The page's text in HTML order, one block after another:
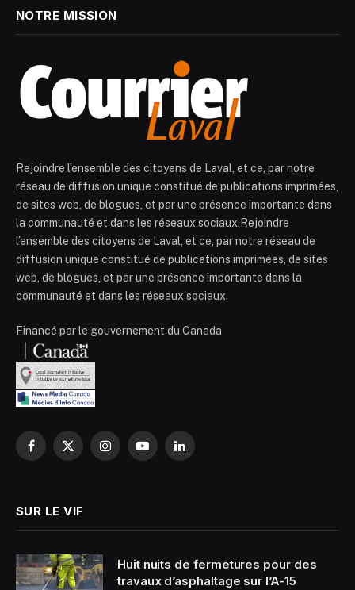
NOTRE MISSION
Rejoindre l’ensemble des citoyens de Laval, et ce, par notre
réseau de diffusion unique constitué de publications imprimées,
de sites web, de blogues, et par une présence importante dans
la communauté et dans les réseaux sociaux.Rejoindre
l’ensemble des citoyens de Laval, et ce, par notre réseau de
diffusion unique constitué de publications imprimées, de sites
web, de blogues, et par une présence importante dans la
communauté et dans les réseaux sociaux.
Financé par le gouvernement du Canada
Facebook
X
InstagramYouTubeLinkedIn
SUR LE VIF
Huit nuits de fermetures pour des
travaux d’asphaltage sur l’A-15